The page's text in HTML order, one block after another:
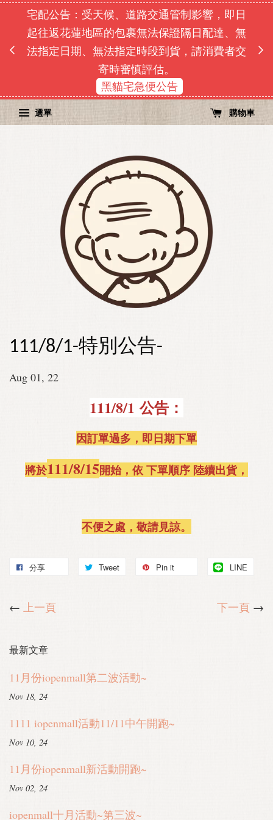
序
宅配公告：受天候、道路交通管制影響，即日
起往返花蓮地區的包裹無法保證隔日配達、無
法指定日期、無法指定時段到貨，請消費者交
寄時審慎評估。
黑貓宅急便公告
選單 購物車
111/8/1-特別公告-
Aug 01, 22
111/8/1 公告：
因訂單過多，即日期下單
將於111/8/15開始，依 下單順序 陸續出貨，
不便之處，敬請見諒。
分享 Tweet Pin it LINE
← 上一頁 下一頁 →
最新文章
11月份iopenmall第二波活動~
Nov 18, 24
1111 iopenmall活動11/11中午開跑~
Nov 10, 24
11月份iopenmall新活動開跑~
Nov 02, 24
iopenmall十月活動~第三波~